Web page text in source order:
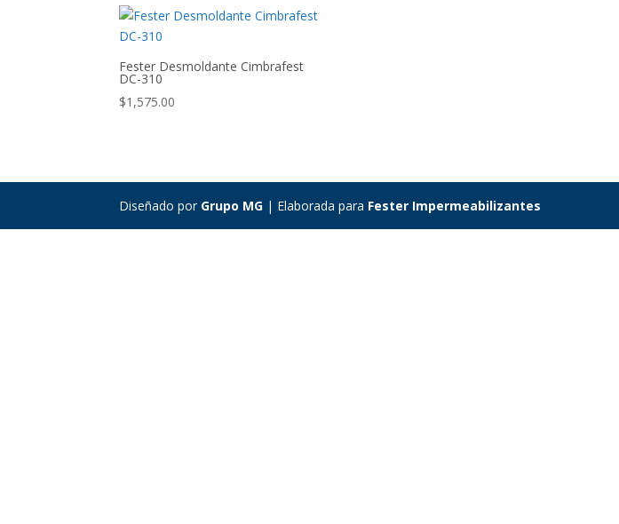
Fester Desmoldante Cimbrafest
DC-310
$1,575.00
Diseñado por Grupo MG | Elaborada para Fester Impermeabilizantes